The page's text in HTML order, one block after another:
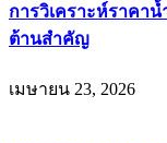
การวิเคราะห์ราคา
ต้านสำคัญ
เมษายน 23, 2026